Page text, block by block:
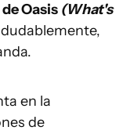
Oasis (What's
en la
de